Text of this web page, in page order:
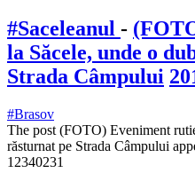
#Saceleanul -
la Săcele, unde o
Strada Câmpului
#Brasov
The post (FOTO) Eveniment
răsturnat pe Strada Câmpului
12340231